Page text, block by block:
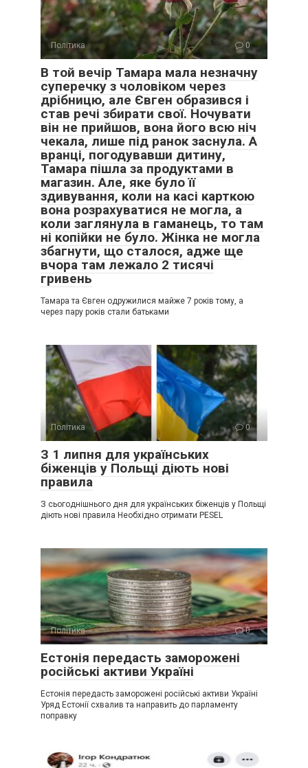
Політика 0
В той вечір Тамара мала незначну
суперечку з чоловіком через
дрібницю, але Євген образився і
став речі збирати свої. Ночувати
він не прийшов, вона його всю ніч
чекала, лише під ранок заснула. А
вранці, погодувавши дитину,
Тамара пішла за продуктами в
магазин. Але, яке було її
здивування, коли на касі карткою
вона розрахуватися не могла, а
коли заглянула в гаманець, то там
ні копійки не було. Жінка не могла
збагнути, що сталося, адже ще
вчора там лежало 2 тисячі
гривень
Тамара та Євген одружилися майже 7 років тому, а
через пару років стали батьками
Політика 0
З 1 липня для українських
біженців у Польщі діють нові
правила
З сьогоднішнього дня для українських біженців у Польщі
діють нові правила Необхідно отримати PESEL
Політика 0
Естонія передасть заморожені
російські активи Україні
Естонія передасть заморожені російські активи Україні
Уряд Естонії схвалив та направить до парламенту
поправку